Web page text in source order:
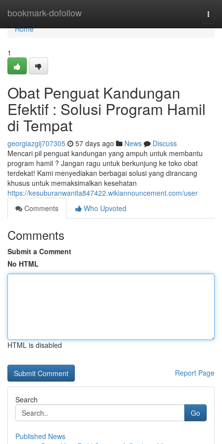
bookmark-dofollow
Home
Home
1
Obat Penguat Kandungan
Efektif : Solusi Program Hamil
di Tempat
georgiazgij707305 57 days ago News
Discuss
Mencari pil penguat kandungan yang ampuh untuk membantu
program hamil ? Jangan ragu untuk berkunjung ke toko obat
terdekat! Kami menyediakan berbagai solusi yang dirancang
khusus untuk memaksimalkan kesehatan
https://kesuburanwanita847422.wikiannouncement.com/user
Comments
Who Upvoted
Comments
Submit a Comment
No HTML
HTML is disabled
Report Page
Search
Go
Published News